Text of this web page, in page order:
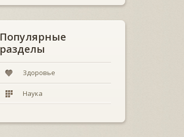
Популярные
разделы
Здоровье
Наука